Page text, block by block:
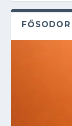
FŐSODOR